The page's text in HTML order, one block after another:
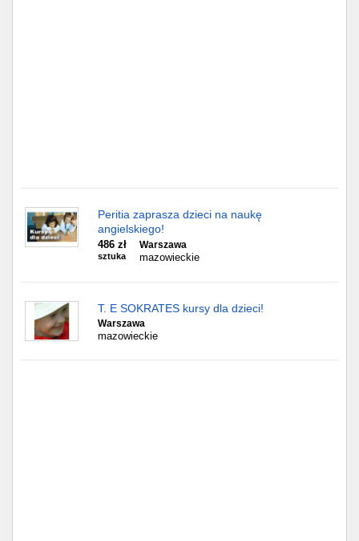
Peritia zaprasza dzieci na naukę
angielskiego!
486 zł
sztuka
Warszawa
mazowieckie
T. E SOKRATES kursy dla dzieci!
Warszawa
mazowieckie
Częstochowa
Toruń
Sosnowiec